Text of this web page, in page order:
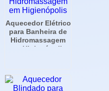
Aquecedor Elétrico
para Banheira de
Hidromassagem
em Higienópolis